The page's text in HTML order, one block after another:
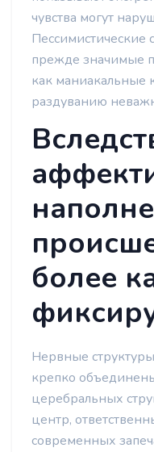
чувства могут
Пессимистические
прежде значимые
как маниакальные
раздуванию
более
Нервные
крепко
церебральных
центр,
современных